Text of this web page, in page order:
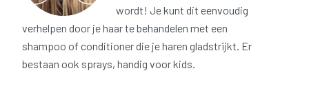
wordt! Je kunt dit eenvoudig
verhelpen door je haar te behandelen met een
shampoo of conditioner die je haren gladstrijkt. Er
bestaan ook sprays, handig voor kids.